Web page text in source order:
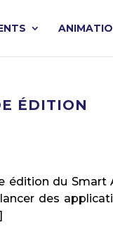
ÉDITION
édition du Smart
des